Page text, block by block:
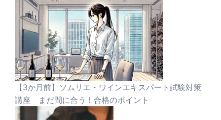
【3か月前】ソムリエ・ワインエキスパート試験対策
講座 まだ間に合う！合格のポイント